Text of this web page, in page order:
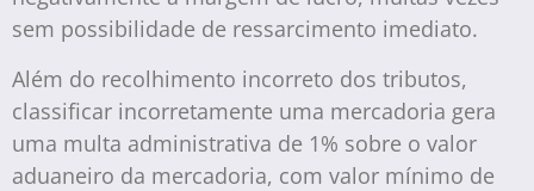
sem possibilidade de ressarcimento imediato.
Além do recolhimento incorreto dos tributos,
classificar incorretamente uma mercadoria gera
uma multa administrativa de 1% sobre o valor
aduaneiro da mercadoria, com valor mínimo de